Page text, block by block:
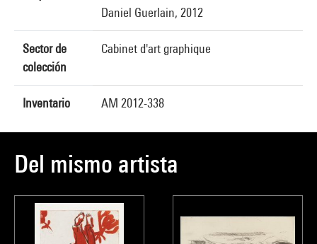
Daniel Guerlain, 2012
Sector de
colección
Cabinet d'art graphique
Inventario AM 2012-338
Del mismo artista